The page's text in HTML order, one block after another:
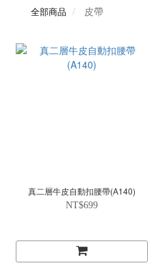
全部商品 皮帶
真二層牛皮自動扣腰帶(A140)
NT$699